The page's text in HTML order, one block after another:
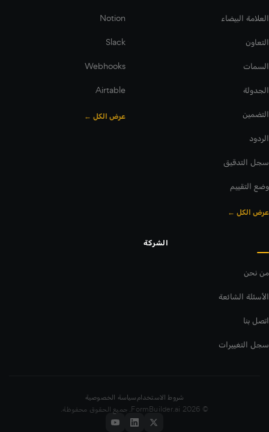
العلامة البيضاء
التعاون
السمات
الجدولة
التضمين
الردود
سجل التدقيق
وضع التقييم
عرض الكل ←
Notion
Slack
Webhooks
Airtable
عرض الكل ←
الشركة
من نحن
الأسئلة الشائعة
اتصل بنا
سجل التغييرات
شروط الاستخدامسياسة الخصوصية
© 2026 FormBuilder.ai. جميع الحقوق محفوظة.